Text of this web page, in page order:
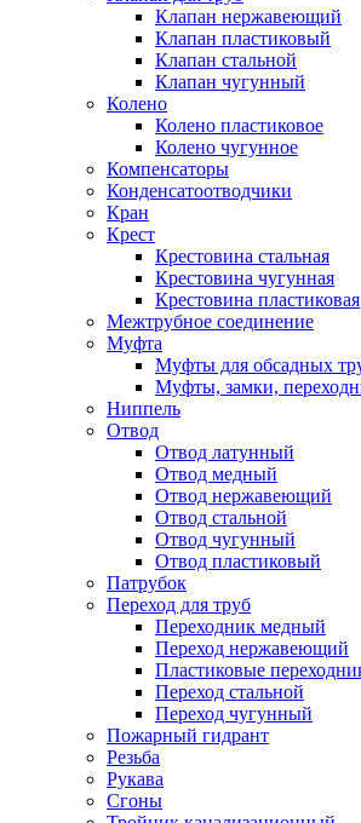
Клапан нержавеющий
Клапан пластиковый
Клапан стальной
Клапан чугунный
Колено
Колено пластиковое
Колено чугунное
Компенсаторы
Конденсатоотводчики
Кран
Крест
Крестовина стальная
Крестовина чугунная
Крестовина пластиковая
Межтрубное соединение
Муфта
Муфты для обсадных
Муфты, замки,
Ниппель
Отвод
Отвод латунный
Отвод медный
Отвод нержавеющий
Отвод стальной
Отвод чугунный
Отвод пластиковый
Патрубок
Переход для труб
Переходник медный
Переход нержавеющий
Пластиковые
Переход стальной
Переход чугунный
Пожарный гидрант
Резьба
Рукава
Сгоны